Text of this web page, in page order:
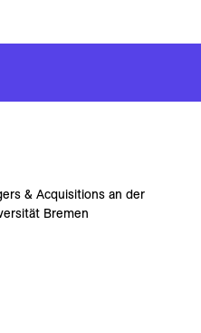
& Acquisitions an der
Bremen